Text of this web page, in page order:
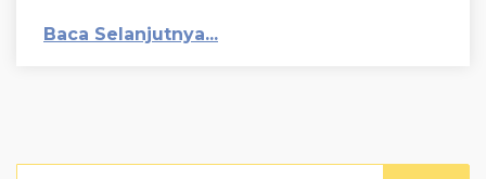
Baca Selanjutnya...